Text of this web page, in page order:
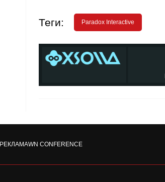
Теги: Paradox Interactive
РЕКЛАМАWN CONFERENCE